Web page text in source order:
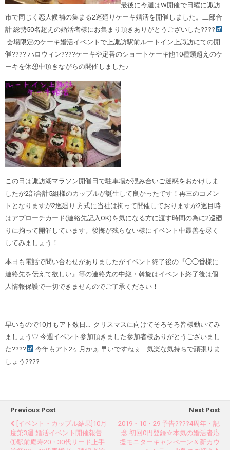
最後に今週はW開催で日曜に諏訪
市で同じく恋人候補の集まる2巡廻りケーキ婚活を開催しました。二部合
計 総勢50名超えの婚活者様にお集まり頂きありがとうございした????‍
会場限定のケーキ婚活イベントで上諏訪駅前ルートイン上諏訪にての開
催???? ハロウィン????ケーキや定番のショートケーキ他10種類超えのケ
ーキを休憩中頂きながらの開催しました♪
この日は諏訪湖マラソン開催日で駐車場が混み合いご迷惑をおかけしま
したが2部合計5組様のカップルが誕生して良かったです！再三のコメン
トとなりますが2巡廻り 方式に当社は拘って開催しておりますが2巡目時
はアプローチカード(連絡先記入OK)を気になる方に渡す時間の為に2巡廻
りに拘って開催しています。後悔が残らない様にイベント中最善を尽く
してみましょう！
本日も電話で問い合わせがありましたがイベント終了後の『◯◯番様に
連絡先を伝えて欲しい』等の連絡先の中継・斡旋はイベント終了後は個
人情報保護で一切できませんのでご了承ください！
早いもので10月もアト数日… クリスマスに向けてそろそろ皆様動いてみ
ましょう♡ 今週イベント参加頂きました参加者様ありがとうございまし
た????‍
今年もアト2ヶ月かぁ 早いですねぇ… 気楽な気持ちで頑張りま
しょう????
Previous Post
[イベント・カップル結果]10月
度第3週 婚活イベント開催報告
①駅前庵寿20・30代リード上手
Next Post
2019・10・29 予告????4周年・記
念 初回0円登録☆本気の婚活者応
援モニターキャンペーン＆新カウ